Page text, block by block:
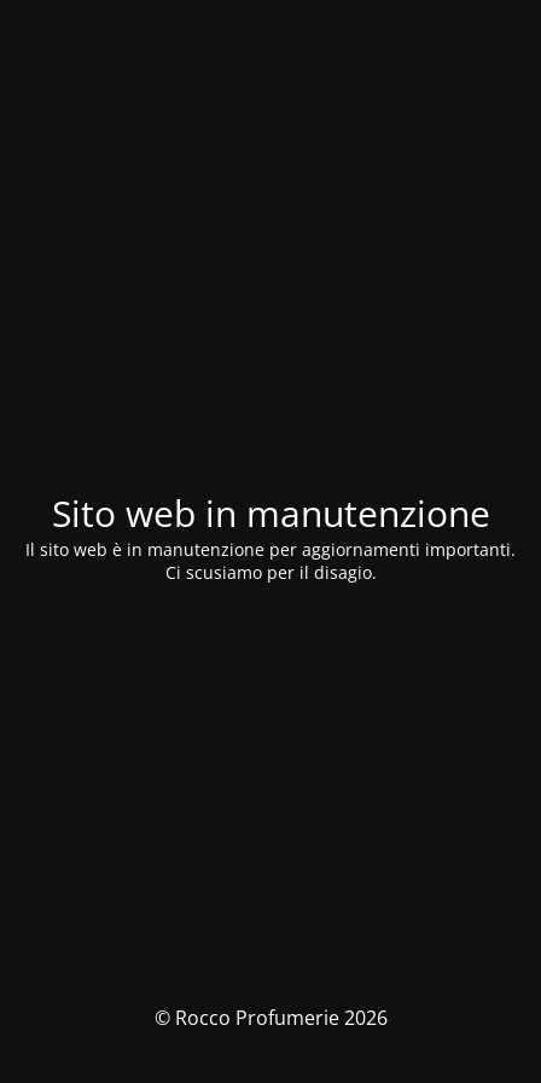
Sito web in manutenzione
Il sito web è in manutenzione per aggiornamenti importanti.
Ci scusiamo per il disagio.
© Rocco Profumerie 2026